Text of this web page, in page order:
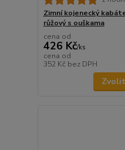
Zimní kojenecký
růžový s ouškama
cena od
426 Kč/ks
cena od
352 Kč bez DPH